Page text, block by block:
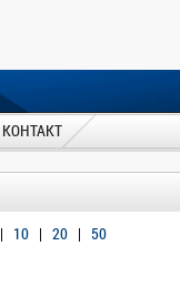
КОНТАКТ
| 10 | 20 | 50